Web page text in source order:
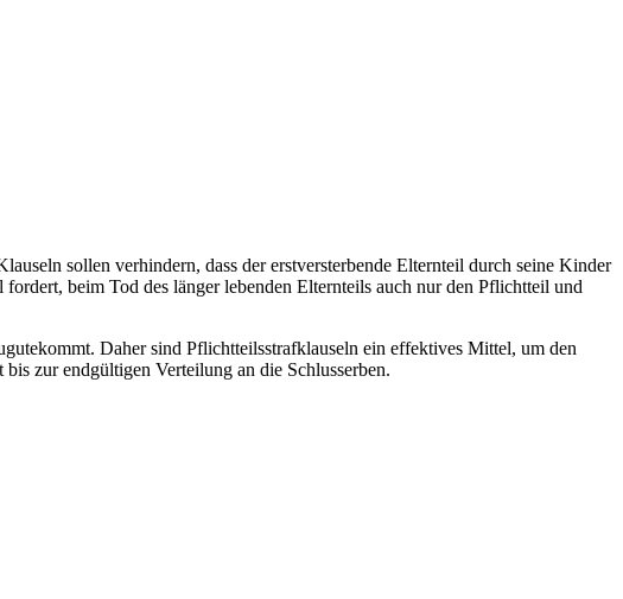
sollen verhindern, dass der erstversterbende Elternteil durch seine Kinder
beim Tod des länger lebenden Elternteils auch nur den Pflichtteil und
Daher sind Pflichtteilsstrafklauseln ein effektives Mittel, um den
zur endgültigen Verteilung an die Schlusserben.